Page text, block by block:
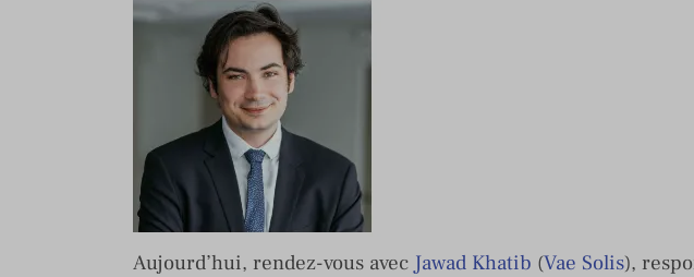
Aujourd’hui, rendez-vous avec Jawad Khatib (Vae Solis),